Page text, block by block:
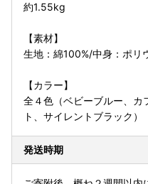
約1.55kg
【素材】
生地：綿100%/中身：ポリ
【カラー】
全４色（ベビーブルー、カ
ト、サイレントブラック）
発送時期